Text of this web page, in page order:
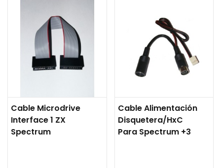
Cable Microdrive
Interface 1 ZX
Spectrum
Cable Alimentación
Disquetera/HxC
Para Spectrum +3